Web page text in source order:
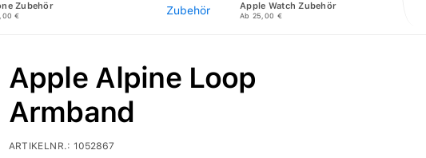
Zubehör
€
Apple Watch Zubehör
Ab 25,00 €
Apple Alpine Loop
Armband
ARTIKELNR.: 1052867